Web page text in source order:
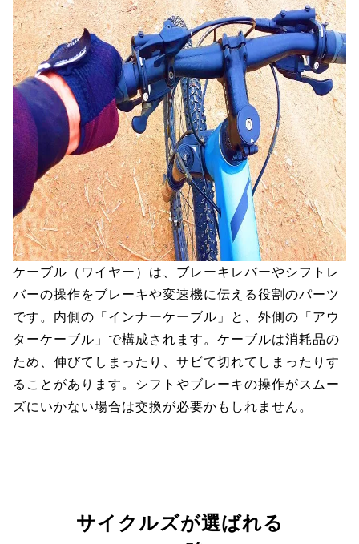
ケーブル（ワイヤー）は、ブレーキレバーやシフトレ
バーの操作をブレーキや変速機に伝える役割のパーツ
です。内側の「インナーケーブル」と、外側の「アウ
ターケーブル」で構成されます。ケーブルは消耗品の
ため、伸びてしまったり、サビて切れてしまったりす
ることがあります。シフトやブレーキの操作がスムー
ズにいかない場合は交換が必要かもしれません。
サイクルズが選ばれる